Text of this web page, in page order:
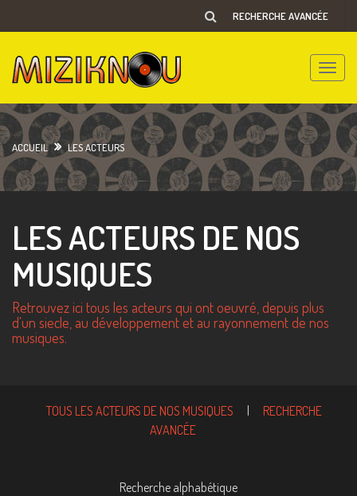
RECHERCHE AVANCÉE
Toggle
ACCUEIL LES ACTEURS
LES ACTEURS DE NOS
MUSIQUES
Retrouvez ici tous les acteurs qui ont oeuvré, depuis plus
d'un siecle, au développement et au rayonnement de nos
musiques.
TOUS LES ACTEURS DE NOS MUSIQUES
RECHERCHE
AVANCÉE
Recherche alphabétique